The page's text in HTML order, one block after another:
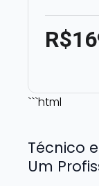
```html
Técnico
Um